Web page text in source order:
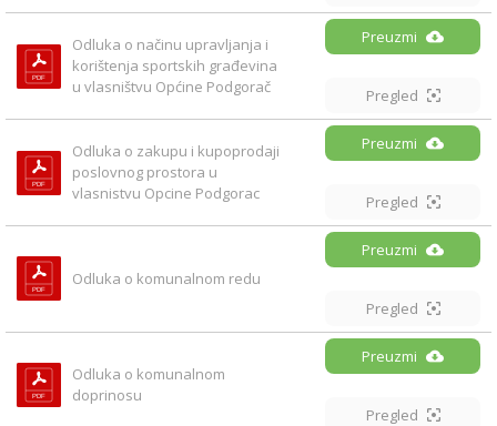
Odluka o načinu upravljanja i
korištenja sportskih građevina
u vlasništvu Općine Podgorač
Preuzmi
Pregled
Odluka o zakupu i kupoprodaji
poslovnog prostora u
vlasnistvu Opcine Podgorac
Preuzmi
Pregled
Odluka o komunalnom redu
Preuzmi
Pregled
Odluka o komunalnom
doprinosu
Preuzmi
Pregled